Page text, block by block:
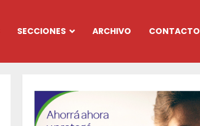
SECCIONES ARCHIVO CONTACTO